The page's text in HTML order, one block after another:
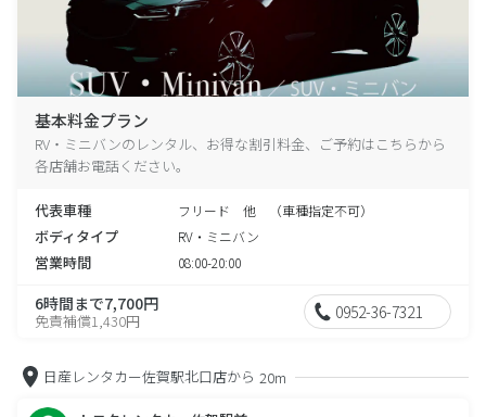
基本料金プラン
RV・ミニバンのレンタル、お得な割引料金、ご予約はこちらから
各店舗お電話ください。
代表車種 フリード 他 （車種指定不可）
ボディタイプ RV・ミニバン
営業時間 08:00-20:00
6時間まで7,700円
免責補償1,430円 0952-36-7321
日産レンタカー佐賀駅北口店から 20m